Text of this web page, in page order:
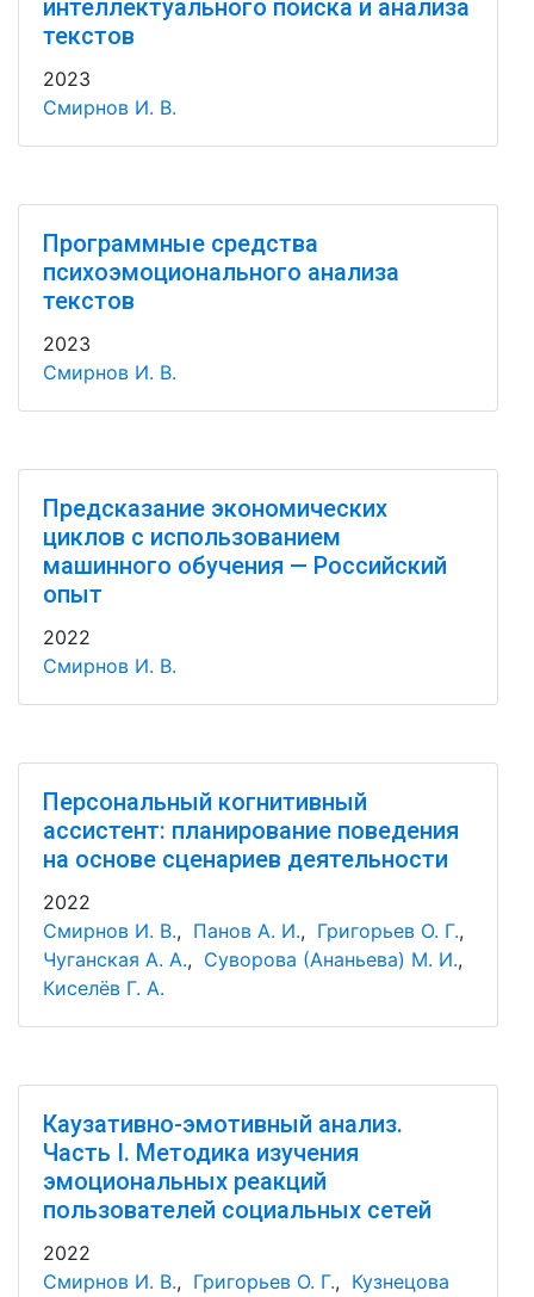
интеллектуального поиска и анализа
текстов
2023
Смирнов И. В.
Программные средства
психоэмоционального анализа
текстов
2023
Смирнов И. В.
Предсказание экономических
циклов с использованием
машинного обучения — Российский
опыт
2022
Смирнов И. В.
Персональный когнитивный
ассистент: планирование поведения
на основе сценариев деятельности
2022
Смирнов И. В., Панов А. И., Григорьев О. Г.,
Чуганская А. А., Суворова (Ананьева) М. И.,
Киселёв Г. А.
Каузативно-эмотивный анализ.
Часть I. Методика изучения
эмоциональных реакций
пользователей социальных сетей
2022
Смирнов И. В., Григорьев О. Г., Кузнецова